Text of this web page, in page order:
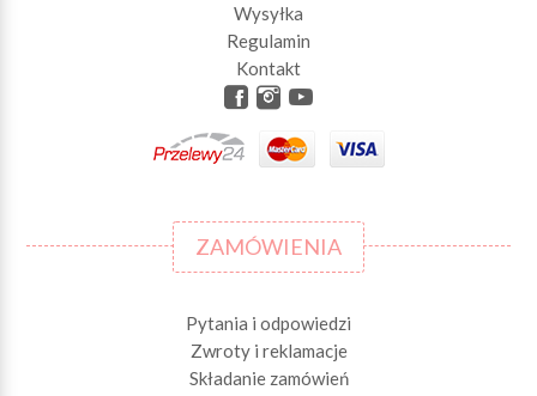
Wysyłka
Regulamin
Kontakt
ZAMÓWIENIA
Pytania i odpowiedzi
Zwroty i reklamacje
Składanie zamówień